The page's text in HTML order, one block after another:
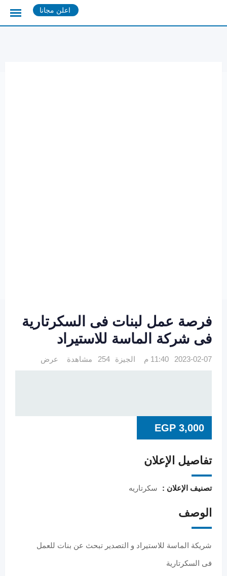
اعلن مجانا
فرصة عمل لبنات فى السكرتارية
فى شركة الماسة للاستيراد
2023-02-07 11:40 م الجيزة 254 مشاهدة عرض
EGP 3,000
تفاصيل الإعلان
تصنيف الإعلان : سكرتاريه
الوصف
شريكة الماسة للاستيراد و التصدير تبحث عن بنات للعمل
فى السكرتارية